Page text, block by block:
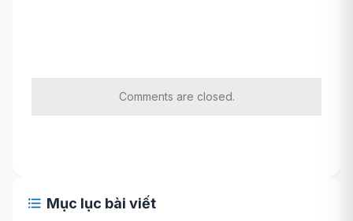
Comments are closed.
Mục lục bài viết